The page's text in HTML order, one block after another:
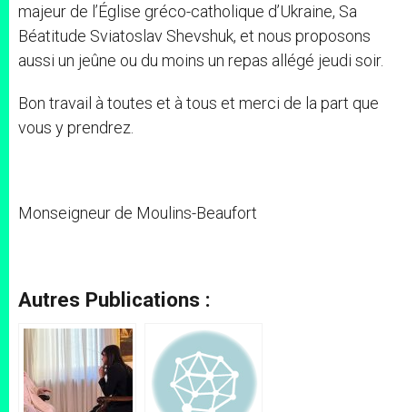
majeur de l’Église gréco-catholique d’Ukraine, Sa
Béatitude Sviatoslav Shevshuk, et nous proposons
aussi un jeûne ou du moins un repas allégé jeudi soir.
Bon travail à toutes et à tous et merci de la part que
vous y prendrez.
Monseigneur de Moulins-Beaufort
Autres Publications :